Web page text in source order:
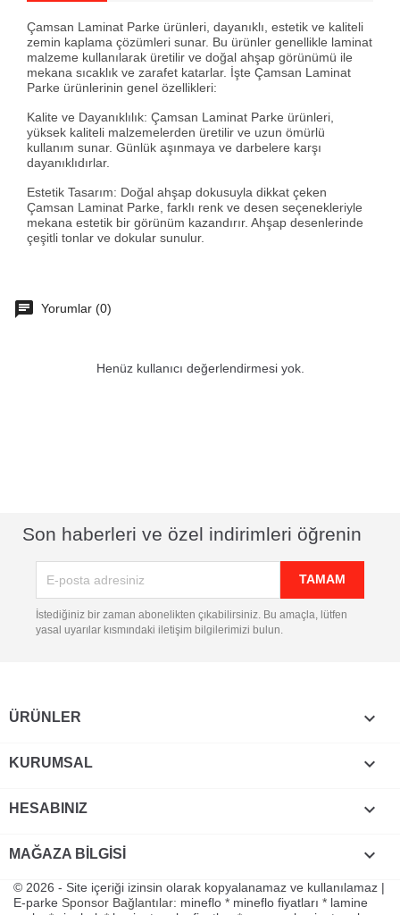
Çamsan Laminat Parke ürünleri, dayanıklı, estetik ve kaliteli
zemin kaplama çözümleri sunar. Bu ürünler genellikle laminat
malzeme kullanılarak üretilir ve doğal ahşap görünümü ile
mekana sıcaklık ve zarafet katarlar. İşte Çamsan Laminat
Parke ürünlerinin genel özellikleri:
Kalite ve Dayanıklılık: Çamsan Laminat Parke ürünleri,
yüksek kaliteli malzemelerden üretilir ve uzun ömürlü
kullanım sunar. Günlük aşınmaya ve darbelere karşı
dayanıklıdırlar.
Estetik Tasarım: Doğal ahşap dokusuyla dikkat çeken
Çamsan Laminat Parke, farklı renk ve desen seçenekleriyle
mekana estetik bir görünüm kazandırır. Ahşap desenlerinde
çeşitli tonlar ve dokular sunulur.
Yorumlar (0)
Henüz kullanıcı değerlendirmesi yok.
Son haberleri ve özel indirimleri öğrenin
İstediğiniz bir zaman abonelikten çıkabilirsiniz. Bu amaçla, lütfen
yasal uyarılar kısmındaki iletişim bilgilerimizi bulun.
ÜRÜNLER 
KURUMSAL 
HESABINIZ 
MAĞAZA BILGISI keyboard_arrow_down
© 2026 - Site içeriği izinsin olarak kopyalanamaz ve kullanılamaz |
E-parke Sponsor Bağlantılar: mineflo * mineflo fiyatları * lamine